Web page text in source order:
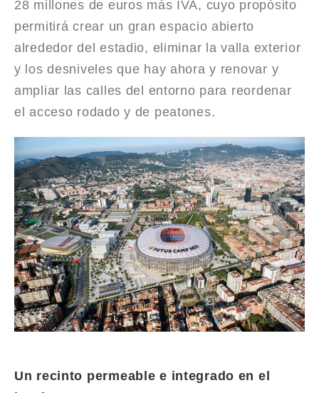
28 millones de euros más IVA, cuyo propósito
permitirá crear un gran espacio abierto
alrededor del estadio, eliminar la valla exterior
y los desniveles que hay ahora y renovar y
ampliar las calles del entorno para reordenar
el acceso rodado y de peatones.
Un recinto permeable e integrado en el